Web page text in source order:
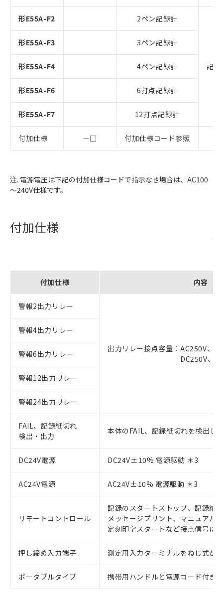
形E55A-F2 2ペン記録計
記
形E55A-F3 3ペン記録計
形E55A-F4 4ペン記録計
形E55A-F6 6打点記録計
形E55A-F7 12打点記録計
付加仕様 ―□ 付加仕様コード参照
注. 電源電圧は下記の付加仕様コードで指示なき場合は、AC100
～240V仕様です。
付加仕様
付加仕様 内容
警報2出力リレー
出力リレー接点容量：AC250V、
DC250V、0.1A ＊1
警報4出力リレー
警報6出力リレー
警報12出力リレー
警報24出力リレー
FAIL、記録紙切れ
検出・出力
本体のFAIL、記録紙切れを検出し
DC24V電源 DC24V±10% 電源駆動 ＊3
AC24V電源 AC24V±10% 電源駆動 ＊3
リモートコントロール
記録のスタートストップ、記録紙
メッセージプリント、マニュアル
定刻印字スタートなど接点信号に
押し締め入力端子 測定用入力ターミナルをねじ式か
ポータブルタイプ 携帯用ハンドルと電源コード付き